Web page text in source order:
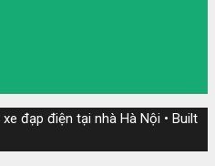
đạp điện tại nhà Hà Nội • Built